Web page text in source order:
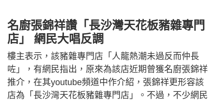
名廚張錦祥讚「長沙灣天花板豬雜專門
店」 網民大唱反調
樓主表示，該豬雜專門店「人龍熱潮未過反而仲長
咗」，有網民指出，原來為該店近期曾獲名廚張錦祥
推介，在其youtube頻道中作介紹，張錦祥更形容該
店為「長沙灣天花板豬雜專門店」。不過，不少網民